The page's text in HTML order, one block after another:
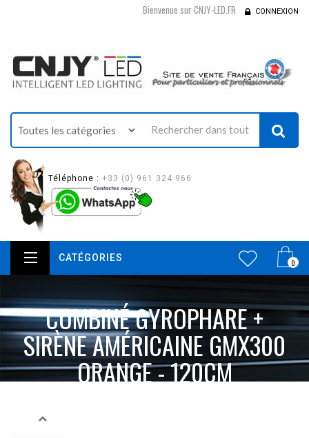
Bienvenue sur CNJY-LED.FR CONNEXION
Téléphone : +33 (0) 961 324 966
0
CATÉGORIES
COMBINÉ GYROPHARE +
SIRÈNE AMÉRICAINE GMX300
ORANGE - 120CM